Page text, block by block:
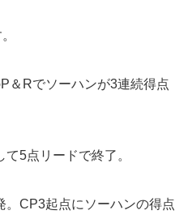
＆Rでソーハンが3連続得点
5点リードで終了。
。CP3起点にソーハンの得点